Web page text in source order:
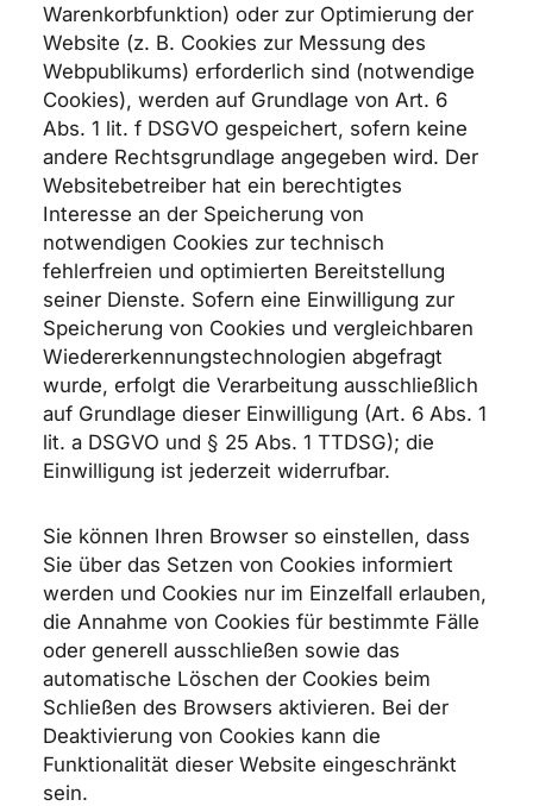
Warenkorbfunktion) oder zur Optimierung der
Website (z. B. Cookies zur Messung des
Webpublikums) erforderlich sind (notwendige
Cookies), werden auf Grundlage von Art. 6
Abs. 1 lit. f DSGVO gespeichert, sofern keine
andere Rechtsgrundlage angegeben wird. Der
Websitebetreiber hat ein berechtigtes
Interesse an der Speicherung von
notwendigen Cookies zur technisch
fehlerfreien und optimierten Bereitstellung
seiner Dienste. Sofern eine Einwilligung zur
Speicherung von Cookies und vergleichbaren
Wiedererkennungstechnologien abgefragt
wurde, erfolgt die Verarbeitung ausschließlich
auf Grundlage dieser Einwilligung (Art. 6 Abs. 1
lit. a DSGVO und § 25 Abs. 1 TTDSG); die
Einwilligung ist jederzeit widerrufbar.
Sie können Ihren Browser so einstellen, dass
Sie über das Setzen von Cookies informiert
werden und Cookies nur im Einzelfall erlauben,
die Annahme von Cookies für bestimmte Fälle
oder generell ausschließen sowie das
automatische Löschen der Cookies beim
Schließen des Browsers aktivieren. Bei der
Deaktivierung von Cookies kann die
Funktionalität dieser Website eingeschränkt
sein.